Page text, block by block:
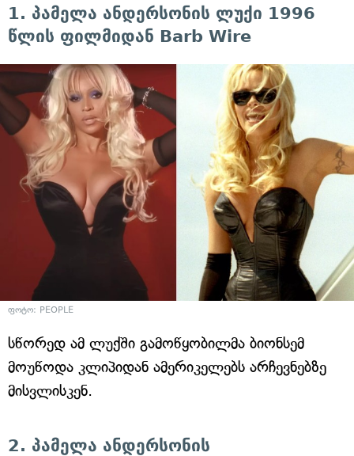
1. პამელა ანდერსონის ლუქი 1996
წლის ფილმიდან Barb Wire
ფოტო: PEOPLE
სწორედ ამ ლუქში გამოწყობილმა ბიონსემ
მოუწოდა კლიპიდან ამერიკელებს არჩევნებზე
მისვლისკენ.
2. პამელა ანდერსონის